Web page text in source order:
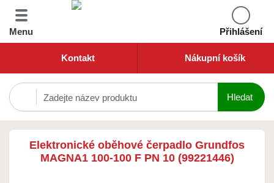
Menu Přihlášení
Kontakt Nákupní košík
Elektronické oběhové čerpadlo Grundfos
MAGNA1 100-100 F PN 10 (99221446)